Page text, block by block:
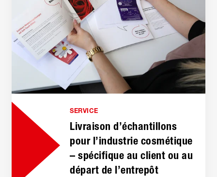
SERVICE
Livraison d’échantillons
pour l’industrie cosmétique
– spécifique au client ou au
départ de l’entrepôt